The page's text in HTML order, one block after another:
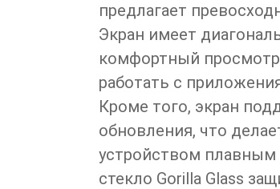
предлагает
Экран имеет
комфортный
работать с
Кроме того, экран
обновления, что
устройством
стекло Gorilla Glass